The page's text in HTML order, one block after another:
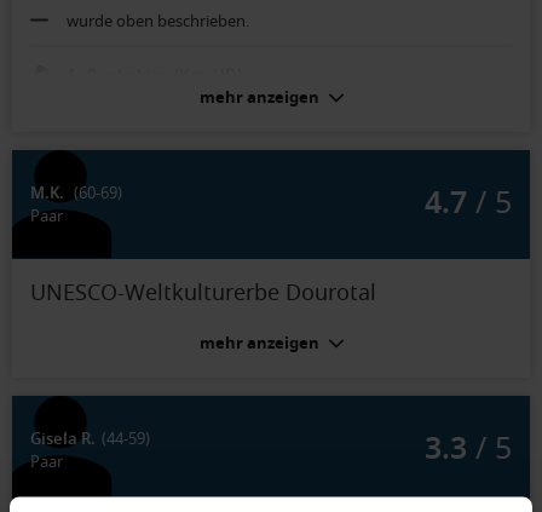
wurde oben beschrieben.
Größe und Ausstattung in Ordnung; 05.30 Uhr jeden Tag
Schiebefenster vorteilhaft.
mehr anzeigen
M.K. (60-69)
Paar
4.7 / 5
UNESCO-Weltkulturerbe Dourotal
mehr anzeigen
Gisela R. (44-59)
Paar
3.3 / 5